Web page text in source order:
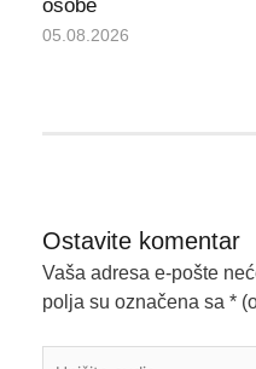
osobe
05.08.2026
Ostavite komentar
Vaša adresa e-pošte
polja su označena sa *